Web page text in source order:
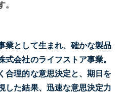
。
業として生まれ、確かな製品
式会社のライフストア事業。
合理的な意思決定と、期日を
した結果、迅速な意思決定力